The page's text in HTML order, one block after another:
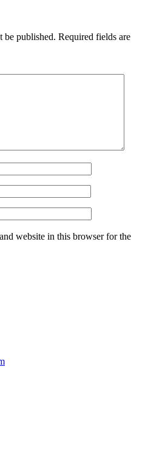
be published. Required fields are
website in this browser for the